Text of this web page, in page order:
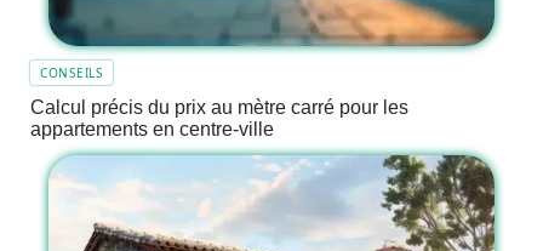
CONSEILS
Calcul précis du prix au mètre carré pour les
appartements en centre-ville